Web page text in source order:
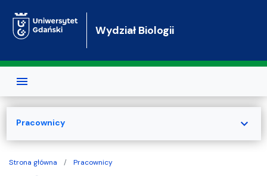
Wydział Biologii
Strona główna Pracownicy
Pracownicy expand_more